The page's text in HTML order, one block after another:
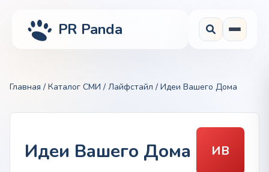
PR Panda
Главная / Каталог СМИ / Лайфстайл / Идеи Вашего Дома
ИВ
Идеи Вашего Дома